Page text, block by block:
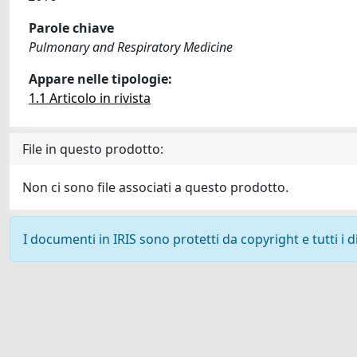
Parole chiave
Pulmonary and Respiratory Medicine
Appare nelle tipologie:
1.1 Articolo in rivista
File in questo prodotto:
Non ci sono file associati a questo prodotto.
I documenti in IRIS sono protetti da copyright e tutti i